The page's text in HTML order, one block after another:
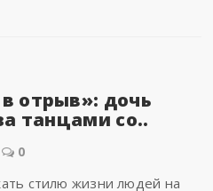
отрыв»: дочь
танцами со..
0
стилю жизни людей на